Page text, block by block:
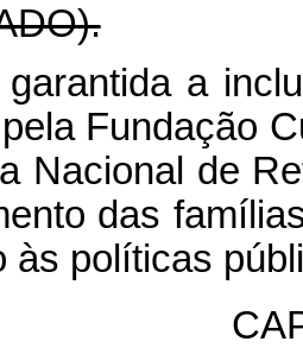
a
Fundação
Nacional de
das
às políticas